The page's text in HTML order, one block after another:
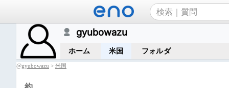
gyubowazu
ホーム 米国 フォルダ
@gyubowazu > 米国